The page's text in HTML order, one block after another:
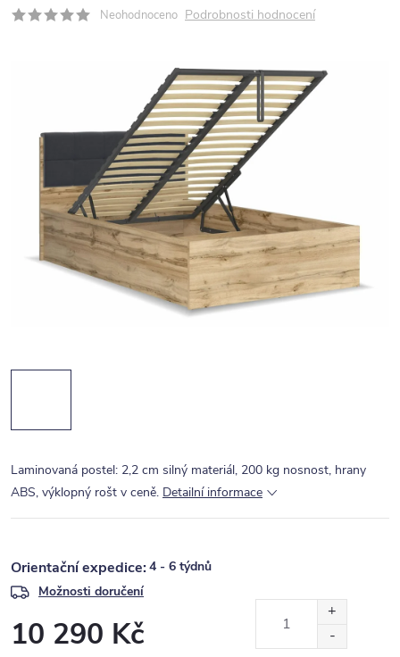
Neohodnoceno Podrobnosti hodnocení
Laminovaná postel: 2,2 cm silný materiál, 200 kg nosnost, hrany
ABS, výklopný rošt v ceně. Detailní informace
4 - 6 týdnů
Možnosti doručení
10 290 Kč